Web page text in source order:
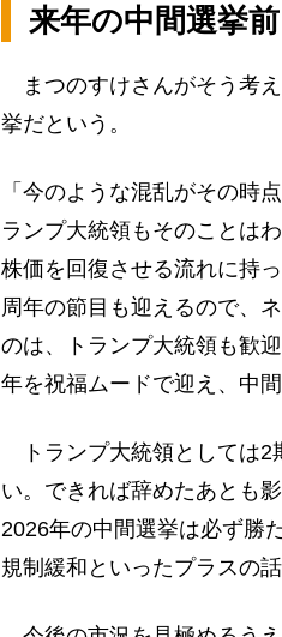
来年の中間選挙
まつのすけさんがそう考
挙だという。
「今のような混乱がその時
ランプ大統領もそのことは
株価を回復させる流れに持
周年の節目も迎えるので、
のは、トランプ大統領も歓
年を祝福ムードで迎え、中
トランプ大統領としては2
い。できれば辞めたあとも
2026年の中間選挙は必ず勝
規制緩和といったプラスの